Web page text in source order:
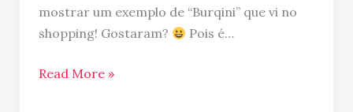
mostrar um exemplo de “Burqini” que vi no
shopping! Gostaram?
Pois é…
Read More »